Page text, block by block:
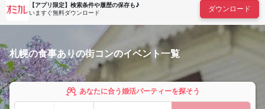
【アプリ限定】 検索条件や履歴の保存も♪
いますぐ無料ダウンロード
ダウンロード
札幌の食事ありの街コンのイベント一覧
あなたに合う婚活パーティーを探そう